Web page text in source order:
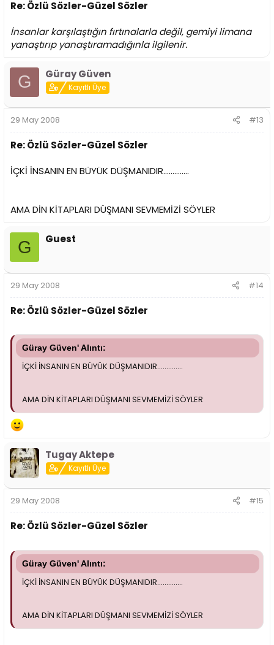
Re: Özlü Sözler-Güzel Sözler
İnsanlar karşılaştığın fırtınalarla değil, gemiyi limana
yanaştırıp yanaştıramadığınla ilgilenir.
G Güray Güven
Kayıtlı Üye
29 May 2008 #13
Re: Özlü Sözler-Güzel Sözler
İÇKİ İNSANIN EN BÜYÜK DÜŞMANIDIR..............
AMA DİN KİTAPLARI DÜŞMANI SEVMEMİZİ SÖYLER
G Guest
29 May 2008 #14
Re: Özlü Sözler-Güzel Sözler
Güray Güven' Alıntı:
İÇKİ İNSANIN EN BÜYÜK DÜŞMANIDIR..............
AMA DİN KİTAPLARI DÜŞMANI SEVMEMİZİ SÖYLER
Tugay Aktepe
Kayıtlı Üye
29 May 2008 #15
Re: Özlü Sözler-Güzel Sözler
Güray Güven' Alıntı:
İÇKİ İNSANIN EN BÜYÜK DÜŞMANIDIR..............
AMA DİN KİTAPLARI DÜŞMANI SEVMEMİZİ SÖYLER